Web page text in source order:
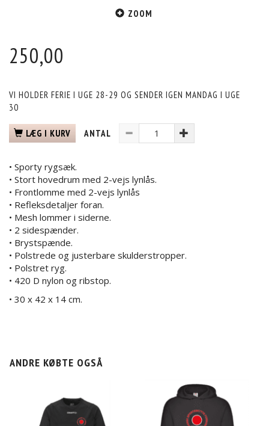
ZOOM
250,00
VI HOLDER FERIE I UGE 28-29 OG SENDER IGEN MANDAG I UGE
30
LÆG I KURV ANTAL
• Sporty rygsæk.
• Stort hovedrum med 2-vejs lynlås.
• Frontlomme med 2-vejs lynlås
• Refleksdetaljer foran.
• Mesh lommer i siderne.
• 2 sidespænder.
• Brystspænde.
• Polstrede og justerbare skulderstropper.
• Polstret ryg.
• 420 D nylon og ribstop.
• 30 x 42 x 14 cm.
ANDRE KØBTE OGSÅ